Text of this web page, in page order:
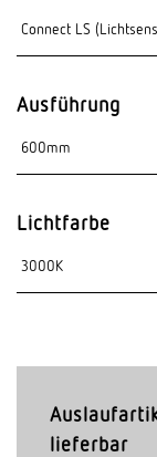
Ausführung
Lichtfarbe
lieferbar